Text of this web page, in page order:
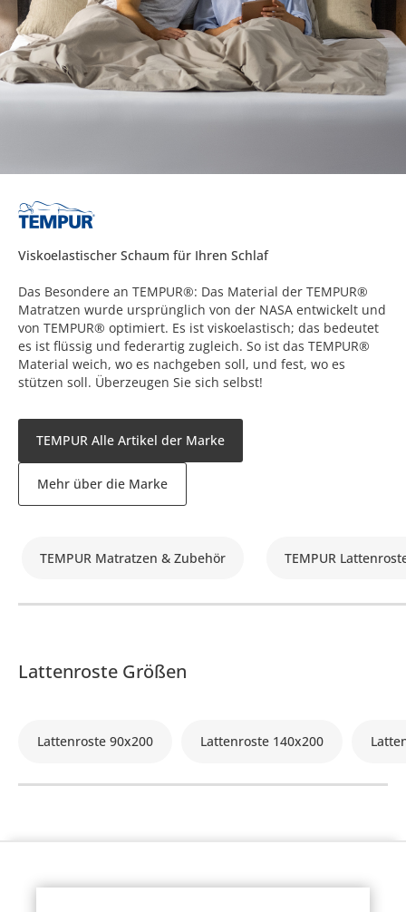
Viskoelastischer Schaum für Ihren Schlaf
Das Besondere an TEMPUR®: Das Material der TEMPUR®
Matratzen wurde ursprünglich von der NASA entwickelt und
von TEMPUR® optimiert. Es ist viskoelastisch; das bedeutet
es ist flüssig und federartig zugleich. So ist das TEMPUR®
Material weich, wo es nachgeben soll, und fest, wo es
stützen soll. Überzeugen Sie sich selbst!
TEMPUR Alle Artikel der Marke
Mehr über die Marke
TEMPUR Matratzen & Zubehör TEMPUR
Lattenroste Größen
Lattenroste 90x200 Lattenroste 140x200